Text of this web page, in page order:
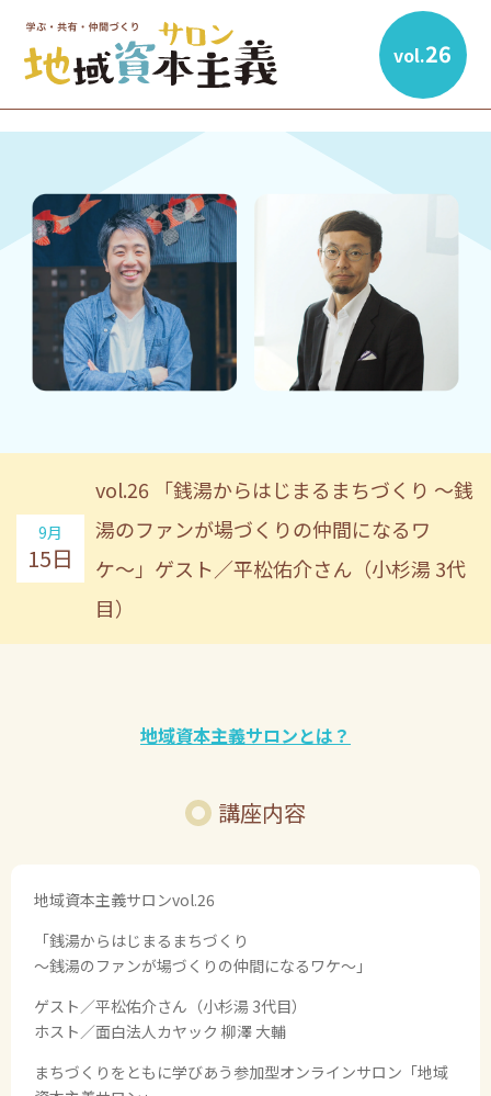
vol.26
9月
15日
vol.26 「銭湯からはじまるまちづくり 〜銭
湯のファンが場づくりの仲間になるワ
ケ〜」 ゲスト／平松佑介さん（小杉湯 3代
目）
地域資本主義サロンとは？
講座内容
地域資本主義サロンvol.26
「銭湯からはじまるまちづくり
〜銭湯のファンが場づくりの仲間になるワケ〜」
ゲスト／平松佑介さん（小杉湯 3代目）
ホスト／面白法人カヤック 柳澤 大輔
まちづくりをともに学びあう参加型オンラインサロン「地域